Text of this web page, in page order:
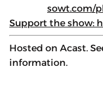
sowt.com/
Support the show:
Hosted on Acast.
information.